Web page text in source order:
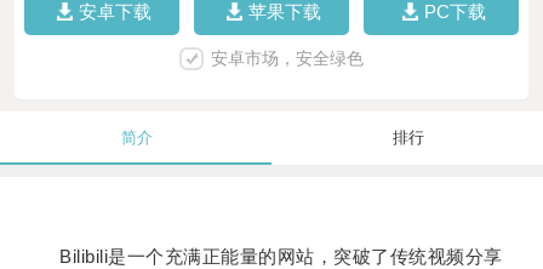
安卓下载 苹果下载 PC下载
安卓市场，安全绿色
简介 排行
Bilibili是一个充满正能量的网站，突破了传统视频分享